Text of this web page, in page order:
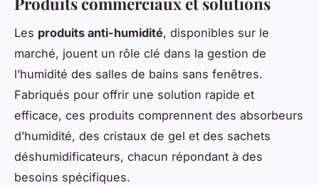
Les produits anti-humidité, disponibles sur le
marché, jouent un rôle clé dans la gestion de
l’humidité des salles de bains sans fenêtres.
Fabriqués pour offrir une solution rapide et
efficace, ces produits comprennent des absorbeurs
d’humidité, des cristaux de gel et des sachets
déshumidificateurs, chacun répondant à des
besoins spécifiques.